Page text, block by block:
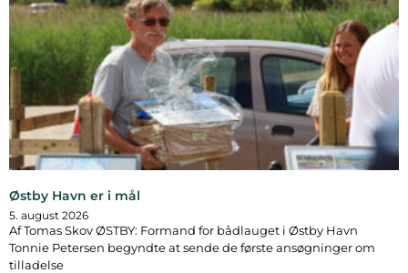
Østby Havn er i mål
5. august 2026
Af Tomas Skov ØSTBY: Formand for bådlauget i Østby Havn
Tonnie Petersen begyndte at sende de første ansøgninger om
tilladelse